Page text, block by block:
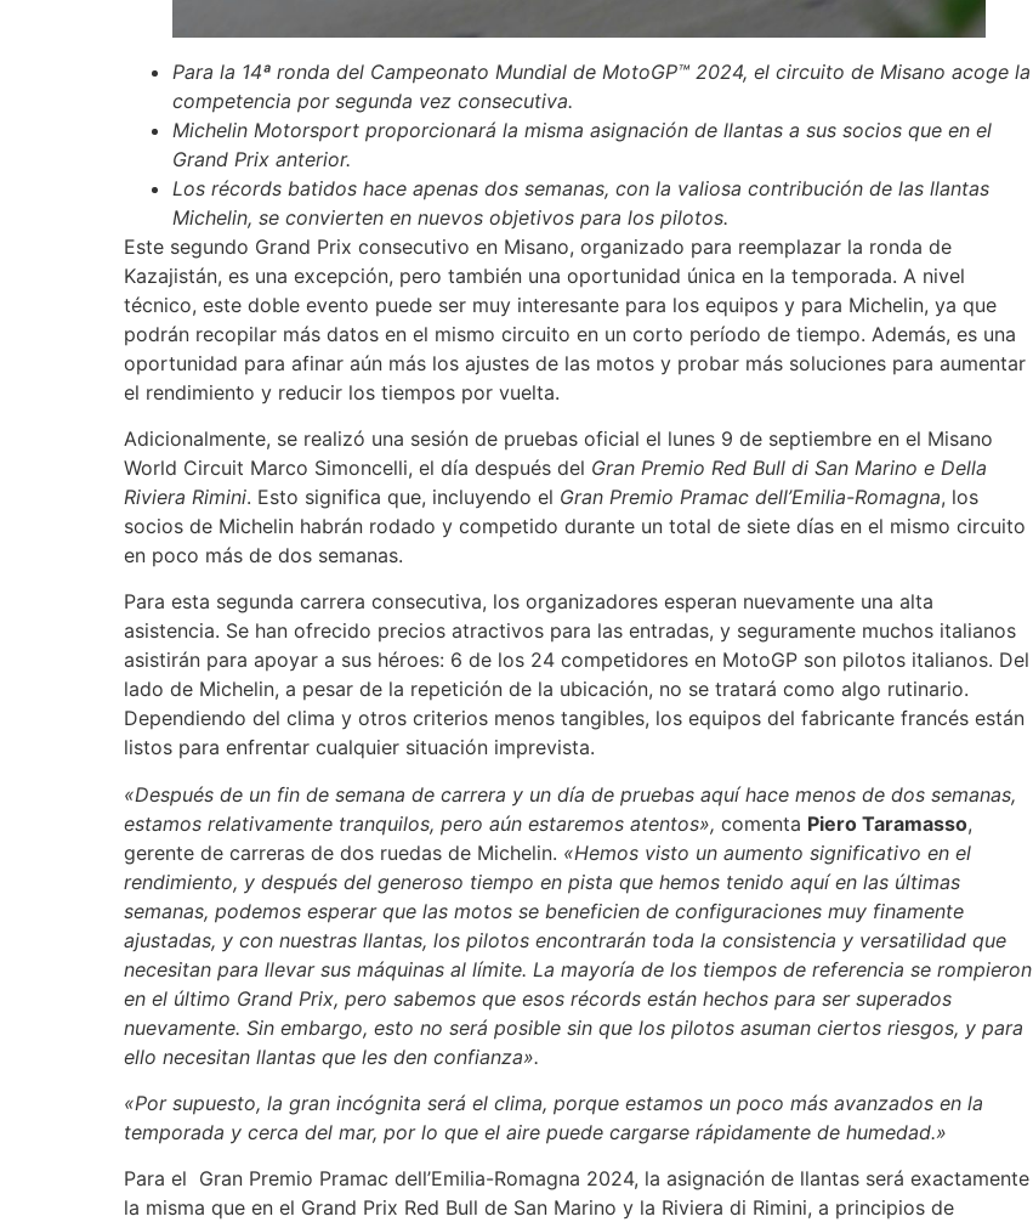
Para la 14ª ronda del Campeonato Mundial de MotoGP™ 2024, el circuito de Misano acoge la
competencia por segunda vez consecutiva.
Michelin Motorsport proporcionará la misma asignación de llantas a sus socios que en el
Grand Prix anterior.
Los récords batidos hace apenas dos semanas, con la valiosa contribución de las llantas
Michelin, se convierten en nuevos objetivos para los pilotos.
Este segundo Grand Prix consecutivo en Misano, organizado para reemplazar la ronda de
Kazajistán, es una excepción, pero también una oportunidad única en la temporada. A nivel
técnico, este doble evento puede ser muy interesante para los equipos y para Michelin, ya que
podrán recopilar más datos en el mismo circuito en un corto período de tiempo. Además, es una
oportunidad para afinar aún más los ajustes de las motos y probar más soluciones para aumentar
el rendimiento y reducir los tiempos por vuelta.
Adicionalmente, se realizó una sesión de pruebas oficial el lunes 9 de septiembre en el Misano
World Circuit Marco Simoncelli, el día después del Gran Premio Red Bull di San Marino e Della
Riviera Rimini. Esto significa que, incluyendo el Gran Premio Pramac dell’Emilia-Romagna, los
socios de Michelin habrán rodado y competido durante un total de siete días en el mismo circuito
en poco más de dos semanas.
Para esta segunda carrera consecutiva, los organizadores esperan nuevamente una alta
asistencia. Se han ofrecido precios atractivos para las entradas, y seguramente muchos italianos
asistirán para apoyar a sus héroes: 6 de los 24 competidores en MotoGP son pilotos italianos. Del
lado de Michelin, a pesar de la repetición de la ubicación, no se tratará como algo rutinario.
Dependiendo del clima y otros criterios menos tangibles, los equipos del fabricante francés están
listos para enfrentar cualquier situación imprevista.
«Después de un fin de semana de carrera y un día de pruebas aquí hace menos de dos semanas,
estamos relativamente tranquilos, pero aún estaremos atentos», comenta Piero Taramasso,
gerente de carreras de dos ruedas de Michelin. «Hemos visto un aumento significativo en el
rendimiento, y después del generoso tiempo en pista que hemos tenido aquí en las últimas
semanas, podemos esperar que las motos se beneficien de configuraciones muy finamente
ajustadas, y con nuestras llantas, los pilotos encontrarán toda la consistencia y versatilidad que
necesitan para llevar sus máquinas al límite. La mayoría de los tiempos de referencia se rompieron
en el último Grand Prix, pero sabemos que esos récords están hechos para ser superados
nuevamente. Sin embargo, esto no será posible sin que los pilotos asuman ciertos riesgos, y para
ello necesitan llantas que les den confianza».
«Por supuesto, la gran incógnita será el clima, porque estamos un poco más avanzados en la
temporada y cerca del mar, por lo que el aire puede cargarse rápidamente de humedad.»
Para el Gran Premio Pramac dell’Emilia-Romagna 2024, la asignación de llantas será exactamente
la misma que en el Grand Prix Red Bull de San Marino y la Riviera di Rimini, a principios de